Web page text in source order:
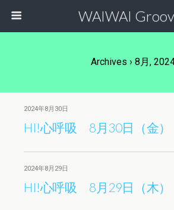
WAIWAI
Archives › 8月,
2024年8月30日
HI!心呼吸 8月30日（金）
2024年8月29日
HI!心呼吸 8月29日（木）